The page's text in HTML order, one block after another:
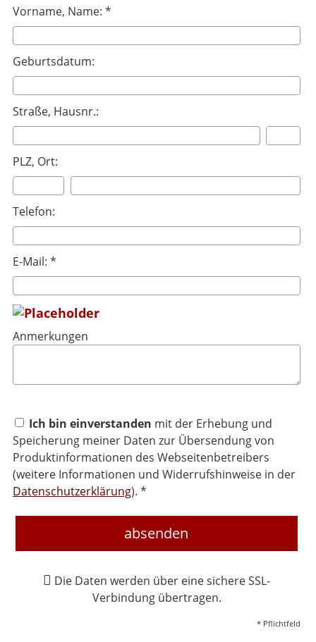
Vorname, Name: *
Geburtsdatum:
Straße, Hausnr.:
PLZ, Ort:
Telefon:
E-Mail: *
Anmerkungen
Ich bin einverstanden mit der Erhebung und
Speicherung meiner Daten zur Übersendung von
Produktinformationen des Webseitenbetreibers
(weitere Informationen und Widerrufshinweise in der
Datenschutzerklärung). *
absenden
Die Daten werden über eine sichere SSL-
Verbindung übertragen.
* Pflichtfeld